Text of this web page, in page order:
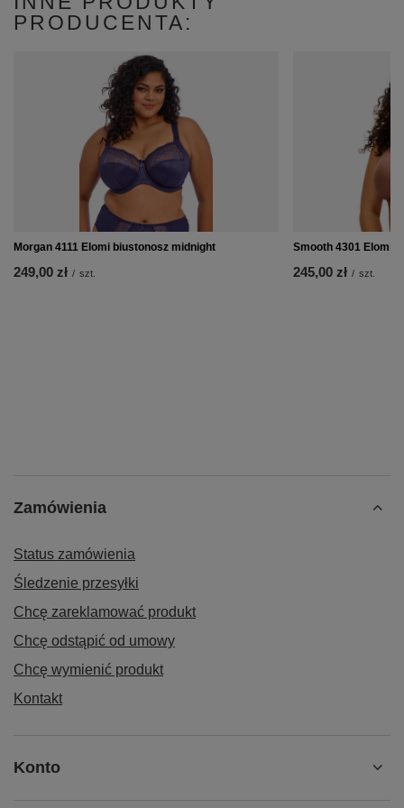
PRODUCENTA:
Morgan 4111 Elomi biustonosz midnight
249,00 zł / szt.
Smooth 4301 Elomi
245,00 zł / szt.
Zamówienia
Status zamówienia
Śledzenie przesyłki
Chcę zareklamować produkt
Chcę odstąpić od umowy
Chcę wymienić produkt
Kontakt
Konto